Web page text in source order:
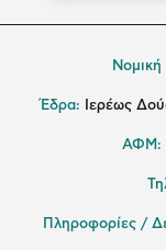
Έδρα: Ιερέως
ΑΦΜ:
Πληροφορίες /